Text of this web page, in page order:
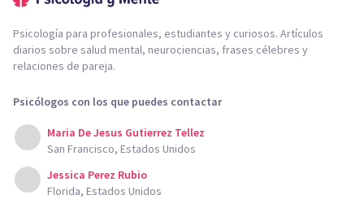
Psicología para profesionales, estudiantes y curiosos. Artículos
diarios sobre salud mental, neurociencias, frases célebres y
relaciones de pareja.
Psicólogos con los que puedes contactar
Maria De Jesus Gutierrez Tellez
San Francisco, Estados Unidos
Jessica Perez Rubio
Florida, Estados Unidos